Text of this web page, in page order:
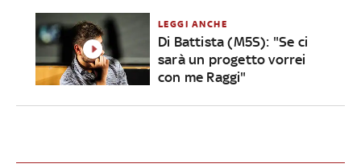
LEGGI ANCHE
Di Battista (M5S): "Se ci
sarà un progetto vorrei
con me Raggi"